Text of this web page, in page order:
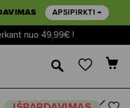
APSIPIRKTI →
nuo 49,99€ !
🔎
Next